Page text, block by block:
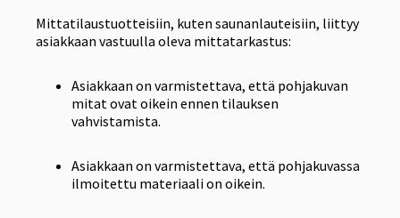
Mittatilaustuotteisiin, kuten saunanlauteisiin, liittyy
asiakkaan vastuulla oleva mittatarkastus:
Asiakkaan on varmistettava, että pohjakuvan
mitat ovat oikein ennen tilauksen
vahvistamista.
Asiakkaan on varmistettava, että pohjakuvassa
ilmoitettu materiaali on oikein.